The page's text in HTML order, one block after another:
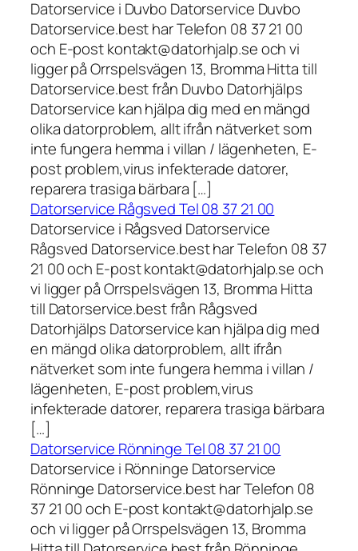
Datorservice i Duvbo Datorservice Duvbo
Datorservice.best har Telefon 08 37 21 00
och E-post kontakt@datorhjalp.se och vi
ligger på Orrspelsvägen 13, Bromma Hitta till
Datorservice.best från Duvbo Datorhjälps
Datorservice kan hjälpa dig med en mängd
olika datorproblem, allt ifrån nätverket som
inte fungera hemma i villan / lägenheten, E-
post problem,virus infekterade datorer,
reparera trasiga bärbara […]
Datorservice Rågsved Tel 08 37 21 00
Datorservice i Rågsved Datorservice
Rågsved Datorservice.best har Telefon 08 37
21 00 och E-post kontakt@datorhjalp.se och
vi ligger på Orrspelsvägen 13, Bromma Hitta
till Datorservice.best från Rågsved
Datorhjälps Datorservice kan hjälpa dig med
en mängd olika datorproblem, allt ifrån
nätverket som inte fungera hemma i villan /
lägenheten, E-post problem,virus
infekterade datorer, reparera trasiga bärbara
[…]
Datorservice Rönninge Tel 08 37 21 00
Datorservice i Rönninge Datorservice
Rönninge Datorservice.best har Telefon 08
37 21 00 och E-post kontakt@datorhjalp.se
och vi ligger på Orrspelsvägen 13, Bromma